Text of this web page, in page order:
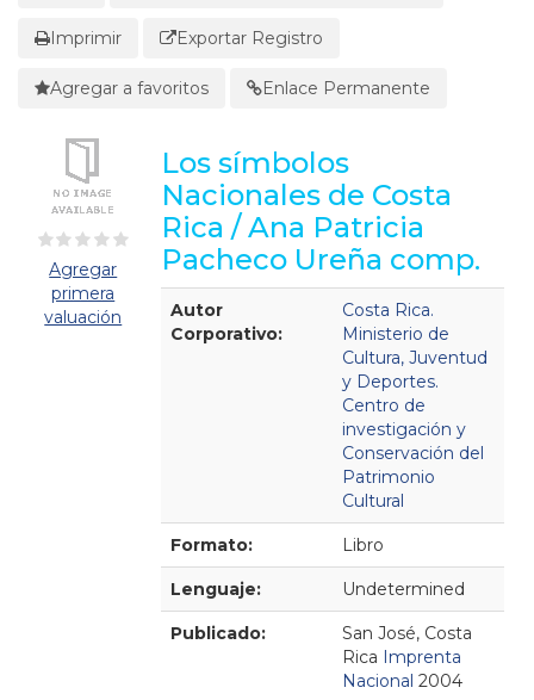
Imprimir Exportar Registro
Agregar a favoritos Enlace Permanente
Agregar
primera
valuación
Los símbolos
Nacionales de Costa
Rica / Ana Patricia
Pacheco Ureña comp.
Detalles Bibliográficos
Autor
Corporativo:
Costa Rica.
Ministerio de
Cultura, Juventud
y Deportes.
Centro de
investigación y
Conservación del
Patrimonio
Cultural
Formato: Libro
Lenguaje: Undetermined
Publicado:
San José, Costa
Rica Imprenta
Nacional 2004